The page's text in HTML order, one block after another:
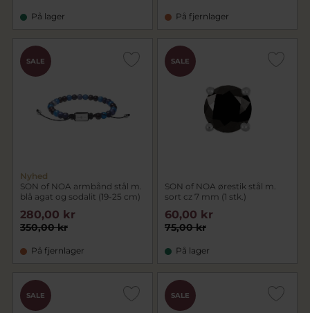
På lager På fjernlager
SALE
Nyhed
SON of NOA armbånd stål m.
blå agat og sodalit (19-25 cm)
350,00 kr
280,00 kr
På fjernlager
SALE
SON of NOA ørestik stål m.
sort cz 7 mm (1 stk.)
75,00 kr
60,00 kr
På lager
SALE SALE